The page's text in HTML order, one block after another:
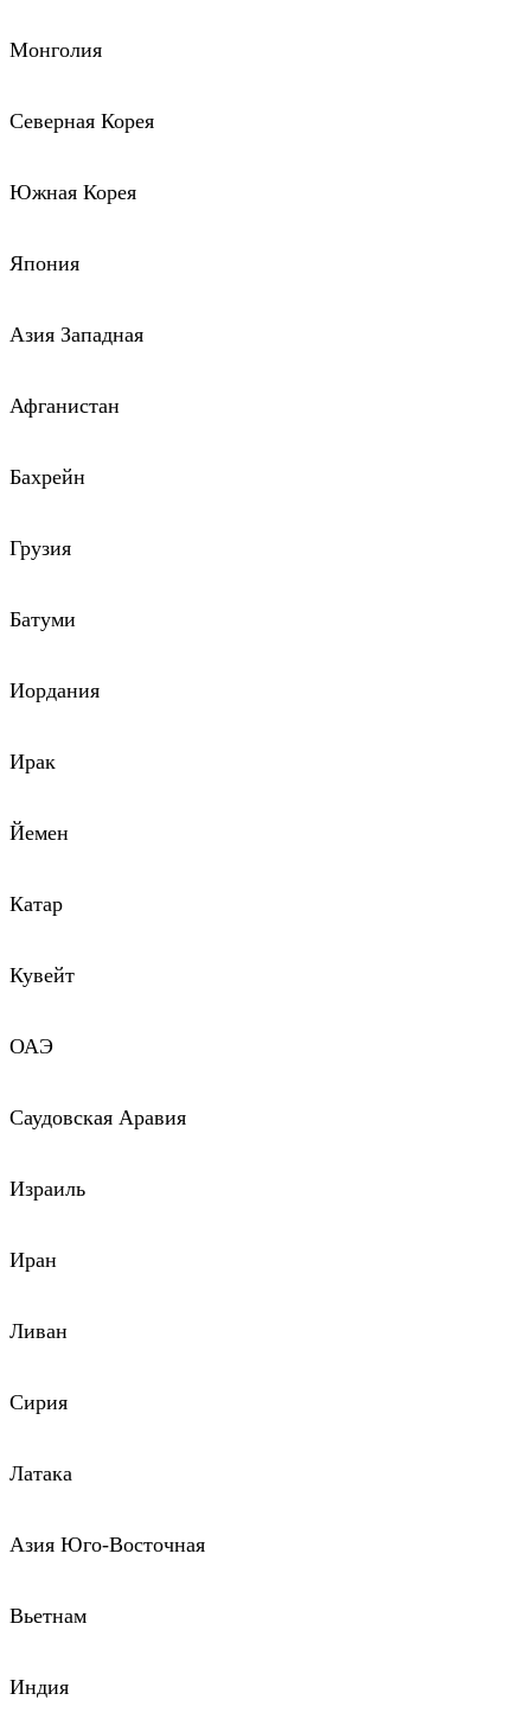
Монголия
Северная Корея
Южная Корея
Япония
Азия Западная
Афганистан
Бахрейн
Грузия
Батуми
Иордания
Ирак
Йемен
Катар
Кувейт
ОАЭ
Саудовская Аравия
Израиль
Иран
Ливан
Сирия
Латака
Азия Юго-Восточная
Вьетнам
Индия